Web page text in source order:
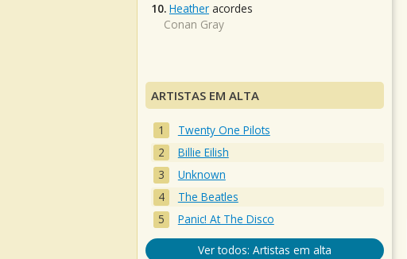
10. Heather acordes
Conan Gray
ARTISTAS EM ALTA
Twenty One Pilots
Billie Eilish
Unknown
The Beatles
Panic! At The Disco
Ver todos: Artistas em alta